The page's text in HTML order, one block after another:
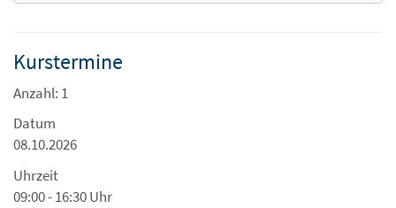
Kurstermine
Anzahl: 1
Datum
08.10.2026
Uhrzeit
09:00 - 16:30 Uhr